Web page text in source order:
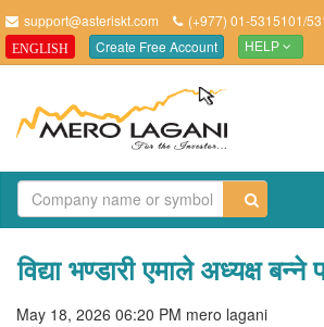
support@asteriskt.com (+977) 01-5315101/
ENGLISH Create Free Account HELP
विद्या भण्डारी एमाले अध्यक्ष बन्ने
May 18, 2026 06:20 PM mero lagani